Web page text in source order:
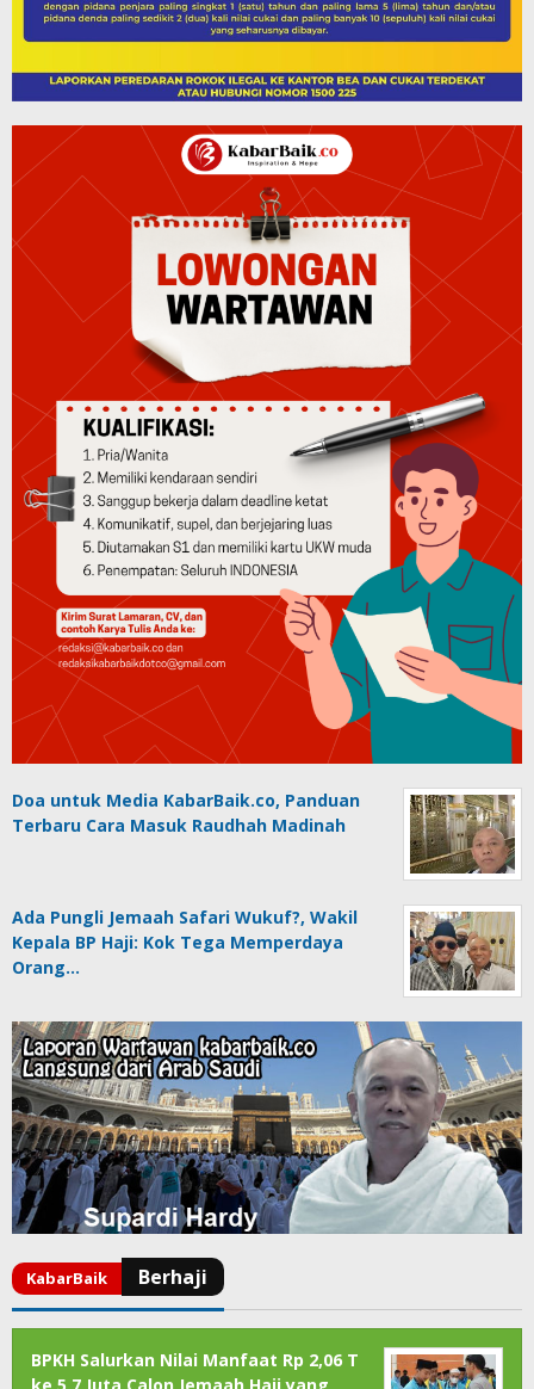
Doa untuk Media KabarBaik.co, Panduan
Terbaru Cara Masuk Raudhah Madinah
Ada Pungli Jemaah Safari Wukuf?, Wakil
Kepala BP Haji: Kok Tega Memperdaya
Orang…
BPKH Salurkan Nilai Manfaat Rp 2,06 T